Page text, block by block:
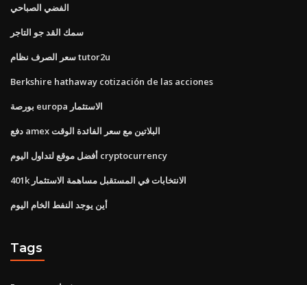
الفضي الصباحي
سمك القد جو التاجر
سعر الصرف نظام tutor2u
Berkshire hathaway cotización de las acciones
بورصة europa الاستثمار
دفع amex البلاتين مع سعر الفائدة الوقت
أفضل موقع لتداول اليوم cryptocurrency
401k الانتخابات في المستقبل مساهمة الاستثمار
أين يوجد النفط الخام اليوم
Tags